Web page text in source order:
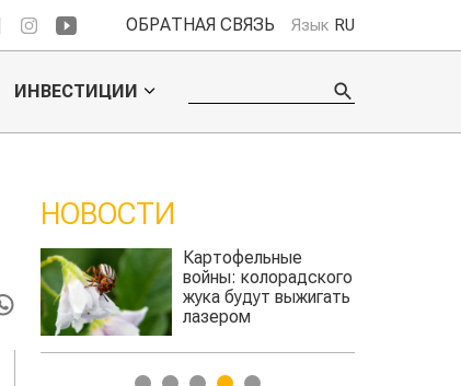
ОБРАТНАЯ СВЯЗЬ Язык RU
ИНВЕСТИЦИИ
НОВОСТИ
Картофельные
войны: колорадского
жука будут выжигать
лазером
Казахстан